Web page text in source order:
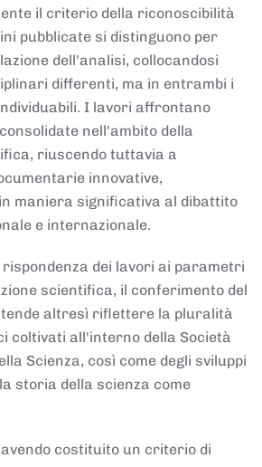
il criterio della riconoscibilità
pubblicate si distinguono per
dell'analisi, collocandosi
differenti, ma in entrambi i
I lavori affrontano
nell'ambito della
riuscendo tuttavia a
innovative,
maniera significativa al dibattito
e internazionale.
dei lavori ai parametri
scientifica, il conferimento del
altresì riflettere la pluralità
coltivati all'interno della Società
Scienza, così come degli sviluppi
storia della scienza come
costituito un criterio di